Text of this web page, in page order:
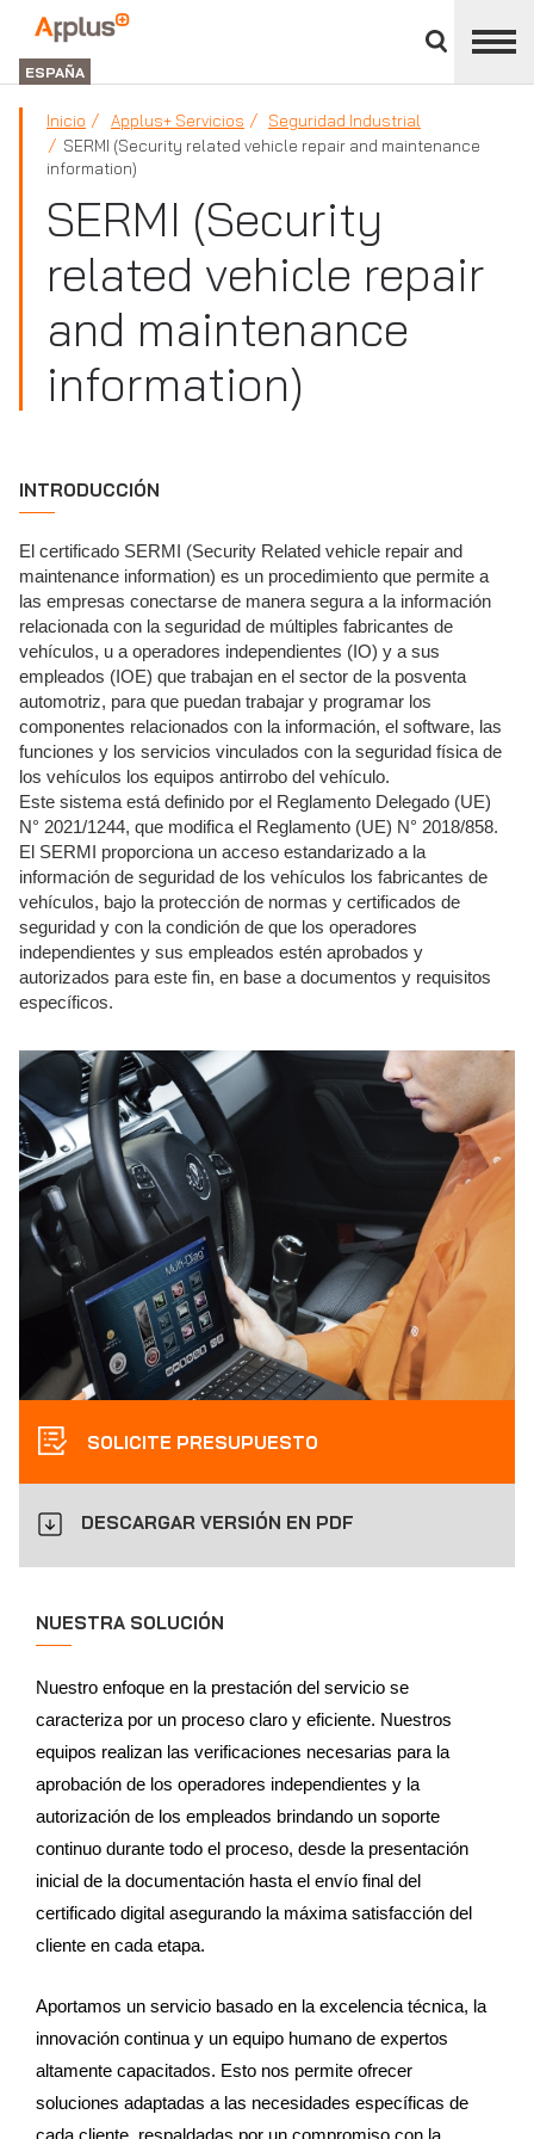
panel
Applus+
GROUP
ESPAÑA
Inicio Applus+ Servicios
Seguridad Industrial
SERMI (Security related vehicle repair and maintenance
information)
SERMI (Security
related vehicle repair
and maintenance
information)
INTRODUCCIÓN
El certificado SERMI (Security Related vehicle repair and
maintenance information) es un procedimiento que permite a
las empresas conectarse de manera segura a la información
relacionada con la seguridad de múltiples fabricantes de
vehículos, u a operadores independientes (IO) y a sus
empleados (IOE) que trabajan en el sector de la posventa
automotriz, para que puedan trabajar y programar los
componentes relacionados con la información, el software, las
funciones y los servicios vinculados con la seguridad física de
los vehículos los equipos antirrobo del vehículo.
Este sistema está definido por el Reglamento Delegado (UE)
N° 2021/1244, que modifica el Reglamento (UE) N° 2018/858.
El SERMI proporciona un acceso estandarizado a la
información de seguridad de los vehículos los fabricantes de
vehículos, bajo la protección de normas y certificados de
seguridad y con la condición de que los operadores
independientes y sus empleados estén aprobados y
autorizados para este fin, en base a documentos y requisitos
específicos.
SOLICITE PRESUPUESTO
DESCARGAR VERSIÓN EN PDF
NUESTRA SOLUCIÓN
Nuestro enfoque en la prestación del servicio se
caracteriza por un proceso claro y eficiente. Nuestros
equipos realizan las verificaciones necesarias para la
aprobación de los operadores independientes y la
autorización de los empleados brindando un soporte
continuo durante todo el proceso, desde la presentación
inicial de la documentación hasta el envío final del
certificado digital asegurando la máxima satisfacción del
cliente en cada etapa.
Aportamos un servicio basado en la excelencia técnica, la
innovación continua y un equipo humano de expertos
altamente capacitados. Esto nos permite ofrecer
soluciones adaptadas a las necesidades específicas de
cada cliente, respaldadas por un compromiso con la